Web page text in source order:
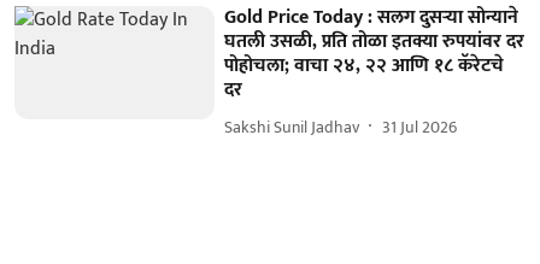
Gold Price Today : सलग दुसऱ्या सोन्याने
घतली उसळी, प्रति तोळा इतक्या रुपयांवर दर
पोहोचला; वाचा २४, २२ आणि १८ कॅरेटचे
दर
Sakshi Sunil Jadhav 31 Jul 2026